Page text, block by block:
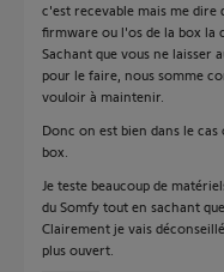
c'est recevable mais me dire
firmware ou l'os de la box la
Sachant que vous ne laisser
pour le faire, nous somme
vouloir à maintenir.
Donc on est bien dans le
box.
Je teste beaucoup de
du Somfy tout en sachant
Clairement je vais
plus ouvert.